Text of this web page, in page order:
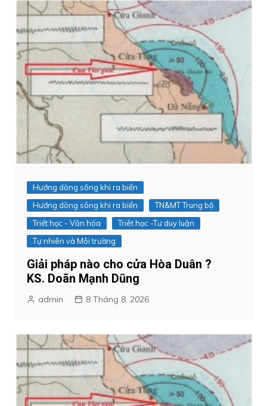
Hướng dòng sông khi ra biển
Hướng dòng sông khi ra biển
TN&MT Trung bộ
Triết học - Văn hóa
Triêt học -Tư duy luận
Tự nhiên và Môi trường
Giải pháp nào cho cửa Hòa Duân ?
KS. Doãn Mạnh Dũng
admin 8 Tháng 8, 2026